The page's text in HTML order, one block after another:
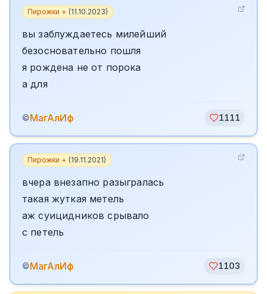
Пирожки + (11.10.2023)
вы заблуждаетесь милейший
безосновательно пошля
я рождена не от порока
а для
©МагАлИф 1111
Пирожки + (19.11.2021)
вчера внезапно разыгралась
такая жуткая метель
аж суицидников срывало
с петель
©МагАлИф 1103